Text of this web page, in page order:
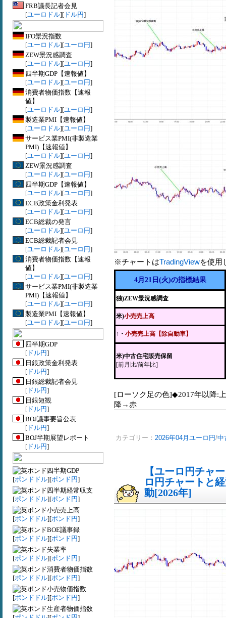
FRB議長記者会見
[ユーロドル][ ドル円]
IFO景況指数
[ユーロドル][ユーロ円]
ZEW景況感調査
[ユーロドル][ユーロ円]
四半期GDP【速報値】
[ユーロドル][ユーロ円]
消費者物価指数【速報
値】
[ユーロドル][ユーロ円]
製造業PMI【速報値】
[ユーロドル][ユーロ円]
サービス業PMI(非製造業
PMI)【速報値】
[ユーロドル][ユーロ円]
ZEW景況感調査
[ユーロドル][ユーロ円]
四半期GDP【速報値】
[ユーロドル][ユーロ円]
ECB政策金利発表
[ユーロドル][ユーロ円]
ECB総裁の発言
[ユーロドル][ユーロ円]
ECB総裁記者会見
[ユーロドル][ユーロ円]
消費者物価指数【速報
値】
[ユーロドル][ユーロ円]
サービス業PMI(非製造業
PMI)【速報値】
[ユーロドル][ユーロ円]
製造業PMI【速報値】
[ユーロドル][ユーロ円]
四半期GDP
[ ドル円]
日銀政策金利発表
[ ドル円]
日銀総裁記者会見
[ ドル円]
日銀短観
[ ドル円]
BOJ議事要旨公表
[ ドル円]
BOJ半期展望レポート
[ ドル円]
四半期GDP
[ポンドドル][ポンド円]
四半期経常収支
[ポンドドル][ポンド円]
小売売上高
[ポンドドル][ポンド円]
BOE議事録
[ポンドドル][ポンド円]
失業率
[ポンドドル][ポンド円]
消費者物価指数
[ポンドドル][ポンド円]
小売物価指数
[ポンドドル][ポンド円]
生産者物価指数
※チャートはTradingViewを使用
4月21日(火)の指標結果
独)ZEW景況感調査
米)小売売上高
↑・ 小売売上高【除自動車】
米)中古住宅販売保留
[前月比/前年比]
[ローソク足の色]◆2017年以降
降→赤
カテゴリー： 2026年04月ユーロ円/中
【ユーロ円チャ
ロ円チャートと
動[2026年]